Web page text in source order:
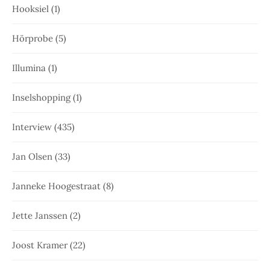
Hooksiel (1)
Hörprobe (5)
Illumina (1)
Inselshopping(1)
Interview (435)
Jan Olsen (33)
Janneke Hoogestraat (8)
Jette Janssen (2)
Joost Kramer(22)